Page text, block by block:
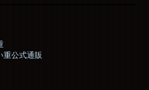
重公式通販